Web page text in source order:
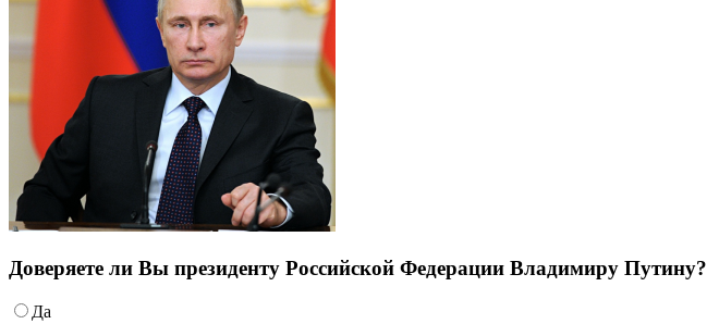
Доверяете ли Вы президенту Российской Федерации Владимиру Путину?
Да